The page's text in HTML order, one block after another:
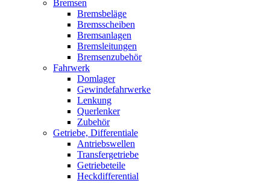
Bremsen
Bremsbeläge
Bremsscheiben
Bremsanlagen
Bremsleitungen
Bremsenzubehör
Fahrwerk
Domlager
Gewindefahrwerke
Lenkung
Querlenker
Zubehör
Getriebe, Differentiale
Antriebswellen
Transfergetriebe
Getriebeteile
Heckdifferential